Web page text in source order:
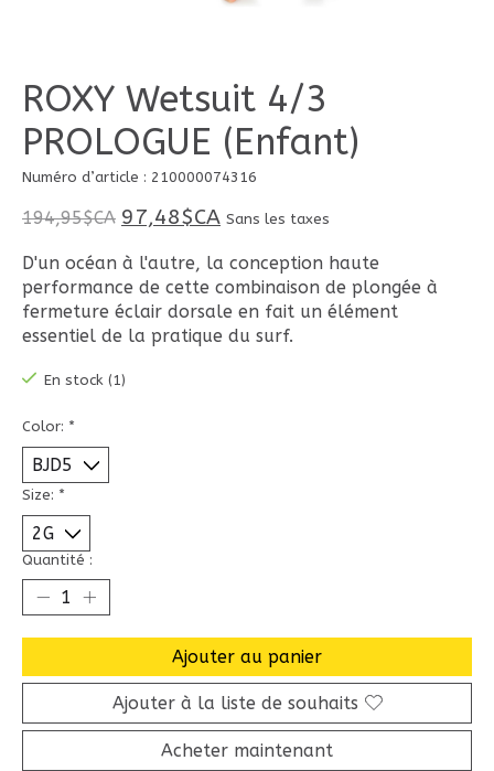
ROXY Wetsuit 4/3
PROLOGUE (Enfant)
Numéro d’article : 210000074316
194,95$CA 97,48$CA Sans les taxes
D'un océan à l'autre, la conception haute
performance de cette combinaison de plongée à
fermeture éclair dorsale en fait un élément
essentiel de la pratique du surf.
En stock (1)
Color: *
Size: *
Quantité :
Ajouter au panier
Ajouter à la liste de souhaits
Acheter maintenant